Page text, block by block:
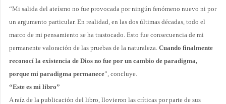
“Mi salida del ateísmo no fue provocada por ningún fenómeno nuevo ni por
un argumento particular. En realidad, en las dos últimas décadas, todo el
marco de mi pensamiento se ha trastocado. Esto fue consecuencia de mi
permanente valoración de las pruebas de la naturaleza. Cuando finalmente
reconocí la existencia de Dios no fue por un cambio de paradigma,
porque mi paradigma permanece”, concluye.
“Este es mi libro”
A raíz de la publicación del libro, llovieron las críticas por parte de sus